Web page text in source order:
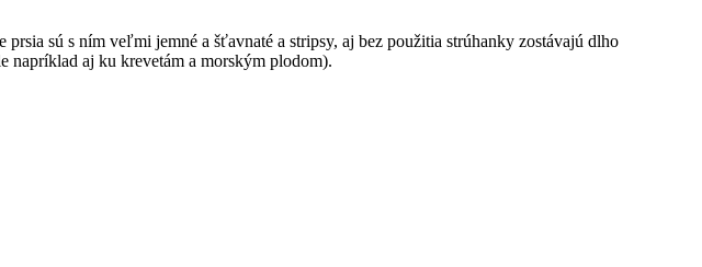
sú s ním veľmi jemné a šťavnaté a stripsy, aj bez použitia strúhanky zostávajú dlho
napríklad aj ku krevetám a morským plodom).